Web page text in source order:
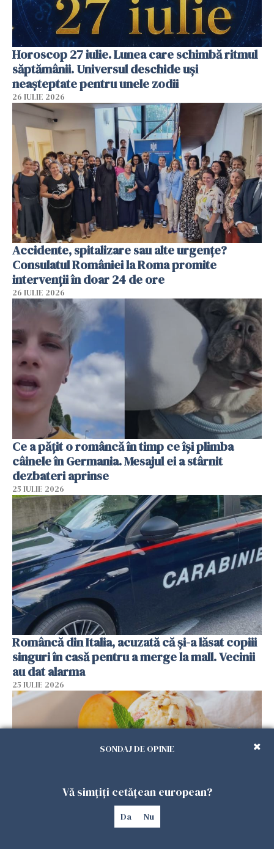
Horoscop 27 iulie. Lunea care schimbă ritmul
săptămânii. Universul deschide uși
neașteptate pentru unele zodii
26 IULIE 2026
Accidente, spitalizare sau alte urgențe?
Consulatul României la Roma promite
intervenții în doar 24 de ore
26 IULIE 2026
Ce a pățit o româncă în timp ce își plimba
câinele în Germania. Mesajul ei a stârnit
dezbateri aprinse
25 IULIE 2026
Româncă din Italia, acuzată că și-a lăsat copiii
singuri în casă pentru a merge la mall. Vecinii
au dat alarma
25 IULIE 2026
SONDAJ DE OPINIE
Vă simțiți cetățean european?
Da Nu